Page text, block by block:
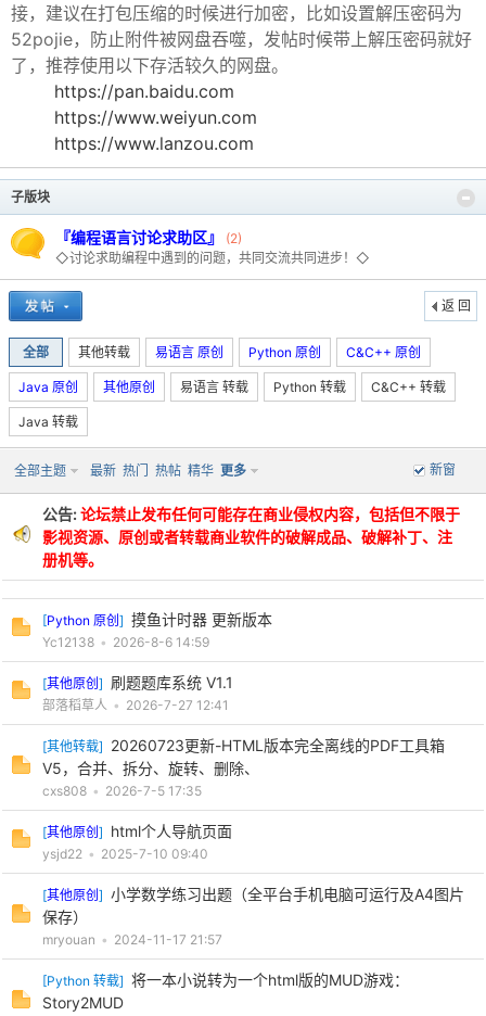
52
po
jie.
cn
接，建议在打包压缩的时候进行加密，比如设置解压密码为
52pojie，防止附件被网盘吞噬，发帖时候带上解压密码就好
了，推荐使用以下存活较久的网盘。
https://pan.baidu.com
https://www.weiyun.com
https://www.lanzou.com
子版块
『编程语言讨论求助区』
(2)
◇讨论求助编程中遇到的问题，共同交流共同进步！◇
返 回
全部 其他转载 易语言 原创 Python 原创 C&C++ 原创
Java 原创 其他原创 易语言 转载 Python 转载 C&C++ 转载
Java 转载
新窗
全部主题 最新 热门 热帖 精华 更多
公告:论坛禁止发布任何可能存在商业侵权内容，包括但不限于
影视资源、原创或者转载商业软件的破解成品、破解补丁、注
册机等。
[Python 原创 ] 摸鱼计时器 更新版本
Yc12138 • 2026-8-6 14:59
[其他原创 ] 刷题题库系统 V1.1
部落稻草人 • 2026-7-27 12:41
[其他转载] 20260723更新-HTML版本完全离线的PDF工具箱
V5，合并、拆分、旋转、删除、
cxs808 • 2026-7-5 17:35
[其他原创 ] html个人导航页面
ysjd22 • 2025-7-10 09:40
[其他原创 ] 小学数学练习出题（全平台手机电脑可运行及A4图片
保存）
mryouan • 2024-11-17 21:57
[Python 转载] 将一本小说转为一个html版的MUD游戏：
Story2MUD